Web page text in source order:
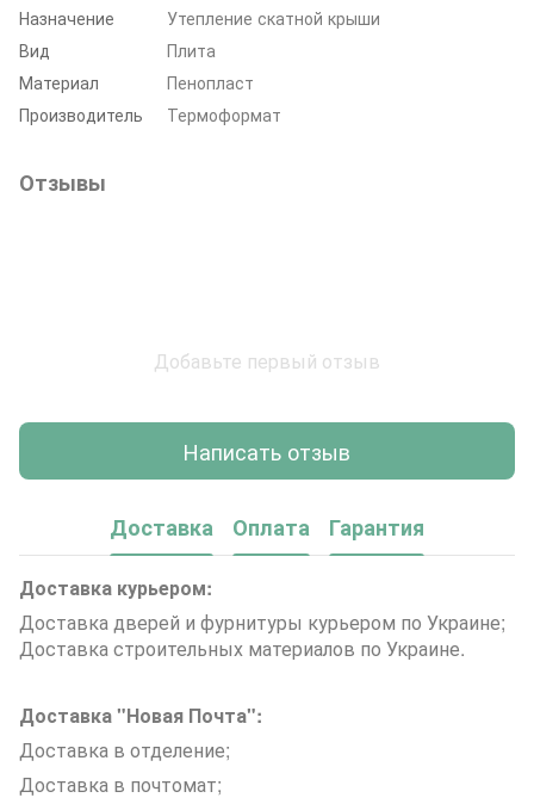
Назначение
Утепление скатной крыши
Вид
Плита
Материал
Пенопласт
Производитель
Термоформат
Отзывы
Добавьте первый отзыв
Написать отзыв
Доставка Оплата Гарантия
Доставка курьером:
Доставка дверей и фурнитуры курьером по Украине;
Доставка строительных материалов по Украине.
Доставка "Новая Почта":
Доставка в отделение;
Доставка в почтомат;